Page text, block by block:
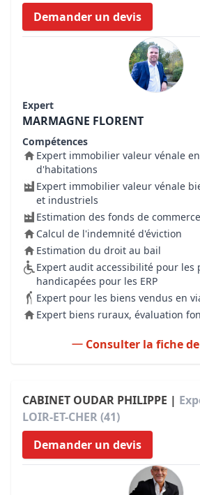
Demander un devis
Expert
MARMAGNE FLORENT
Compétences
Expert immobilier valeur vénale
d'habitations
Expert immobilier valeur vénale
et industriels
Estimation des fonds de commerce
Calcul de l'indemnité d'éviction
Estimation du droit au bail
Expert audit accessibilité pour les
handicapées pour les ERP
Expert pour les biens vendus en
Expert biens ruraux, évaluation
Consulter la fiche
CABINET OUDAR PHILIPPE |
LOIR-ET-CHER (41)
Demander un devis